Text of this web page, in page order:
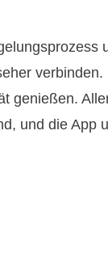
genießen.
und die App